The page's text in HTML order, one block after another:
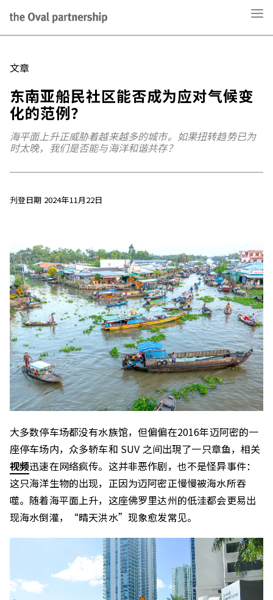
文章
东南亚船民社区能否成为应对气候变
化的范例？
海平面上升正威胁着越来越多的城市。如果扭转趋势已为
时太晚，我们是否能与海洋和谐共存？
刋登日期 2024年11月22日
大多数停车场都没有水族馆，但偏偏在2016年迈阿密的一
座停车场内，众多轿车和 SUV 之间出現了一只章鱼，相关
视频迅速在网络疯传。这并非恶作剧，也不是怪异事件：
这只海洋生物的出现，正因为迈阿密正慢慢被海水所吞
噬。随着海平面上升，这座佛罗里达州的低洼都会更易出
现海水倒灌，“晴天洪水”现象愈发常见。